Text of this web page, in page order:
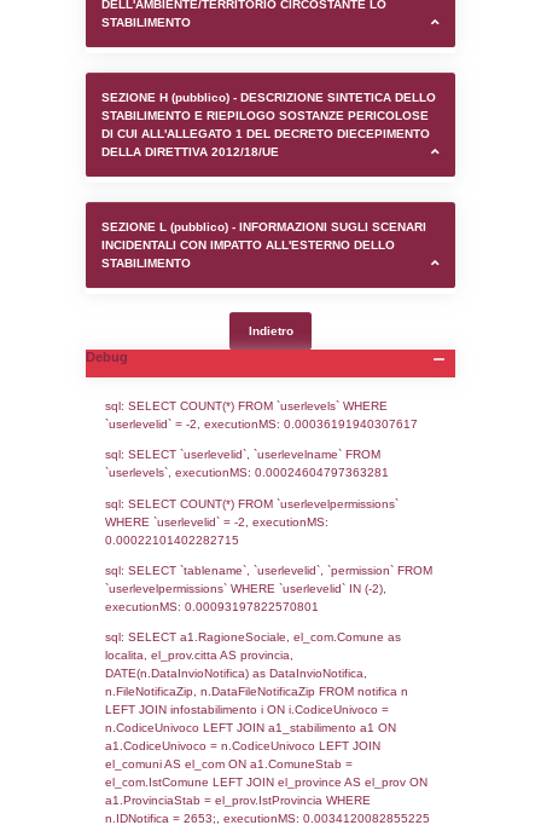
S.p.A. nel comune di
(Milano) -
SEZIONE A1 (pubblico) - INFORMAZIONI
SEZIONE D (pubblico) - INFORMAZIONI
CONTROLLO A CUI è SOGGETTO LO
DELL'AMBIENTE/TERRITORIO
STABILIMENTO
SEZIONE H (pubblico) - DESCRIZIONE
STABILIMENTO E RIEPILOGO SOSTANZE
DI CUI ALL'ALLEGATO 1 DEL DECRETO
DELLA DIRETTIVA 2012/18/UE
SEZIONE L (pubblico) - INFORMAZIONI